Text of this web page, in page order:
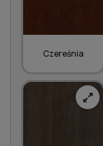
Czereśnia